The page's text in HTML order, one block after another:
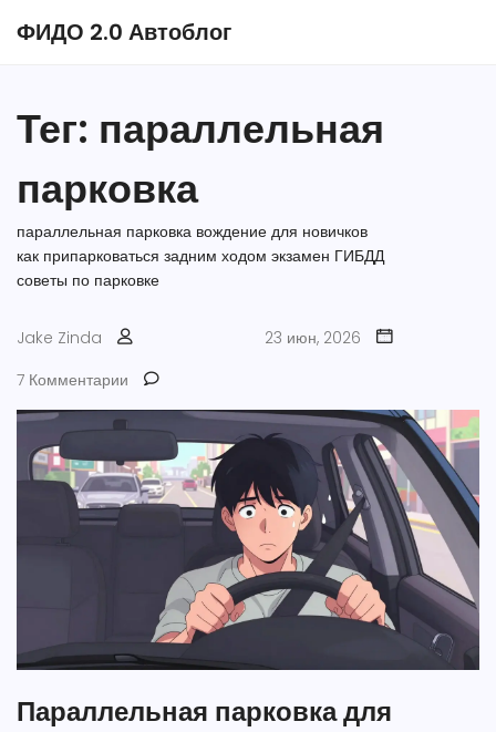
ФИДО 2.0 Автоблог
Тег: параллельная
парковка
параллельная парковка вождение для новичков
как припарковаться задним ходом экзамен ГИБДД
советы по парковке
Jake Zinda
23 июн, 2026
7 Комментарии
Параллельная парковка для